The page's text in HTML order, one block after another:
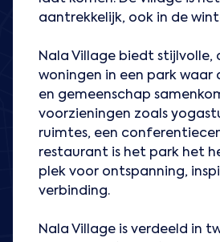
aantrekkelijk, ook in de
Nala Village biedt stijlvolle,
woningen in een park waar
en gemeenschap
voorzieningen zoals
ruimtes, een
restaurant is het park het
plek voor ontspanning,
verbinding.
Nala Village is verdeeld in